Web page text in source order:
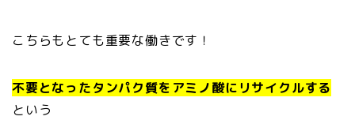
こちらもとても重要な働きです！
不要となったタンパク質をアミノ酸にリサイクルする
という